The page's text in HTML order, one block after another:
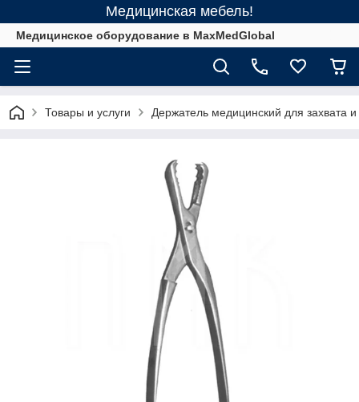
Медицинская мебель!
Медицинское оборудование в MaxMedGlobal
Товары и услуги Держатель медицинский для захвата